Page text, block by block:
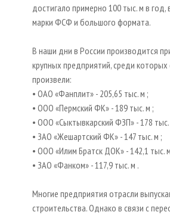
достигало примерно 100 тыс. м в
марки ФСФ и большого формата.
В наши дни в России производится
крупных предприятий, среди
произвели:
• ОАО «Фанплит» - 205,65 тыс. м ;
• ООО «Пермский ФК» - 189 тыс. м ;
• ООО «Сыктывкарский ФЗП» - 178 тыс.
• ЗАО «Жешартский ФК» - 147 тыс. м ;
• ООО «Илим Братск ДОК» - 142,1 тыс.
• ЗАО «Фанком» - 117,9 тыс. м .
Многие предприятия отрасли
строительства. Однако в связи с